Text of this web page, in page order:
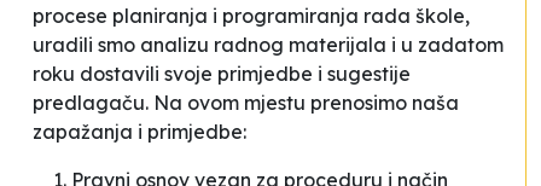
procese planiranja i programiranja rada škole,
uradili smo analizu radnog materijala i u zadatom
roku dostavili svoje primjedbe i sugestije
predlagaču. Na ovom mjestu prenosimo naša
zapažanja i primjedbe:
Pravni osnov vezan za proceduru i način